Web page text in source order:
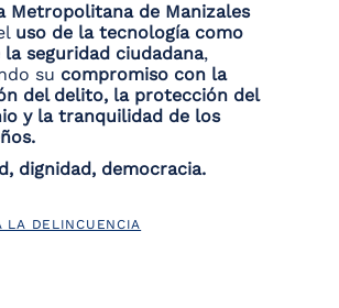
Metropolitana de Manizales
uso de la tecnología como
la seguridad ciudadana,
su compromiso con la
del delito, la protección del
y la tranquilidad de los
dignidad, democracia.
LA DELINCUENCIA